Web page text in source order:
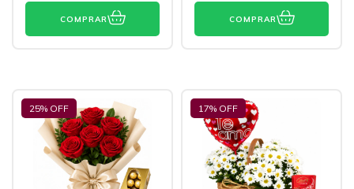
COMPRAR COMPRAR
25% OFF 17% OFF